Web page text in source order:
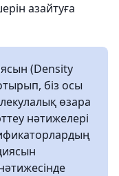
азайтуға
(Density
біз осы
өзара
нәтижелері